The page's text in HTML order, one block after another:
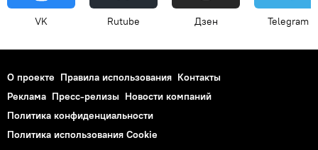
VK Rutube Дзен Telegram
О проекте Правила использования Контакты
Реклама Пресс-релизы Новости компаний
Политика конфиденциальности
Политика использования Cookie